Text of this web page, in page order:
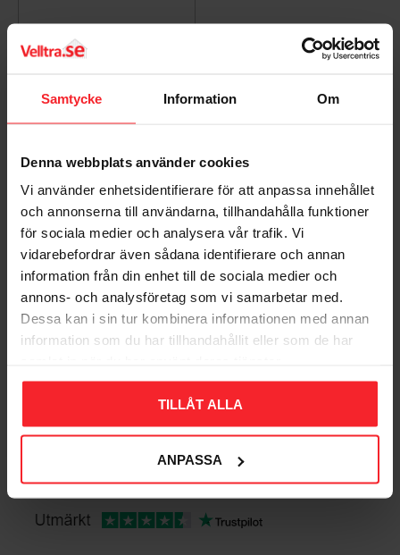
Samtycke Information Om
Denna webbplats använder cookies
Vi använder enhetsidentifierare för att anpassa innehållet
och annonserna till användarna, tillhandahålla funktioner
för sociala medier och analysera vår trafik. Vi
vidarebefordrar även sådana identifierare och annan
information från din enhet till de sociala medier och
annons- och analysföretag som vi samarbetar med.
Dessa kan i sin tur kombinera informationen med annan
information som du har tillhandahållit eller som de har
TILLÅT ALLA
ANPASSA
Bedømmelser
Dig
Bliv den første, der giver en bedømmelse.
280185
005938424
Gem som favorit